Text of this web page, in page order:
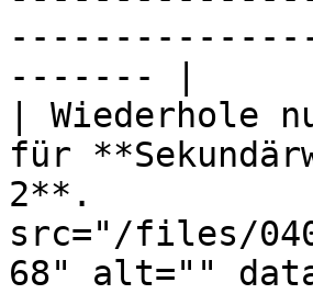
------- |
| Wiederhole
für
2**.
src="/files/
68" alt=""